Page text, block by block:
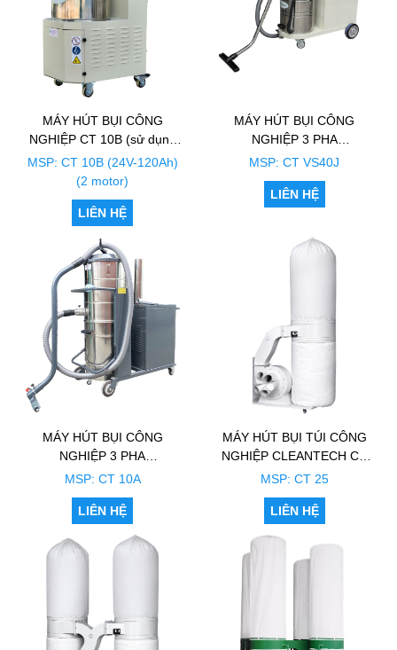
MÁY HÚT BỤI CÔNG
NGHIỆP CT 10B (sử dụng
bình)
MSP: CT 10B (24V-120Ah)
(2 motor)
LIÊN HỆ
MÁY HÚT BỤI CÔNG
NGHIỆP 3 PHA
CLEANTECH CT VS40J
MSP: CT VS40J
LIÊN HỆ
MÁY HÚT BỤI CÔNG
NGHIỆP 3 PHA
CLEANTECH CT 10A
MSP: CT 10A
LIÊN HỆ
MÁY HÚT BỤI TÚI CÔNG
NGHIỆP CLEANTECH CT
25 (1 TÚI)
MSP: CT 25
LIÊN HỆ